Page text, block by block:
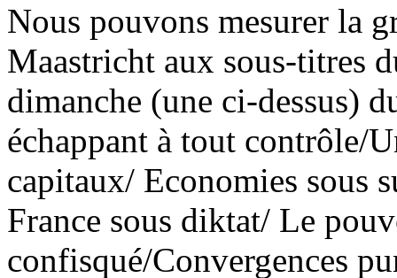
Nous pouvons mesurer la
Maastricht aux sous-titres
dimanche (une ci-dessus)
échappant à tout contrôle/
capitaux/ Economies sous
France sous diktat/ Le
confisqué/Convergences